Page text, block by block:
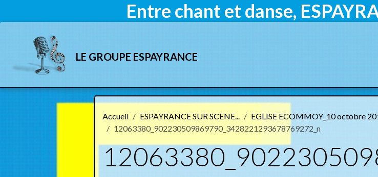
Entre chant et danse,
LE GROUPE ESPAYRANCE
Accueil ESPAYRANCE SUR SCENE...
EGLISE ECOMMOY_10 octobre
12063380_902230509869790_3428221293678769272_n